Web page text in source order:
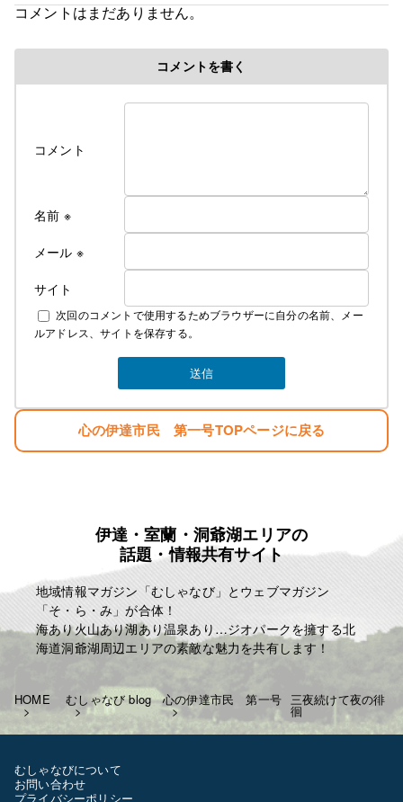
コメントはまだありません。
コメントを書く
コメント
名前 ※
メール ※
サイト
次回のコメントで使用するためブラウザーに自分の名前、メー
ルアドレス、サイトを保存する。
心の伊達市民 第一号TOPページに戻る
伊達・室蘭・洞爺湖エリアの
話題・情報共有サイト
地域情報マガジン「むしゃなび」とウェブマガジン
「そ・ら・み」が合体！
海あり火山あり湖あり温泉あり…ジオパークを擁する北
海道洞爺湖周辺エリアの素敵な魅力を共有します！
HOME むしゃなび blog 心の伊達市民 第一号 三夜続けて夜の徘
徊
むしゃなびについて
お問い合わせ
プライバシーポリシー